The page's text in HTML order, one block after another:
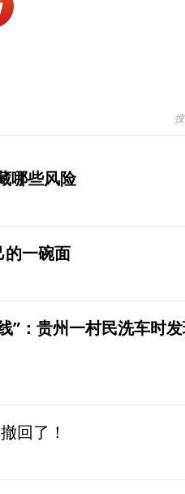
哪些风险
的一碗面
”：贵州一村民洗车时
回了！